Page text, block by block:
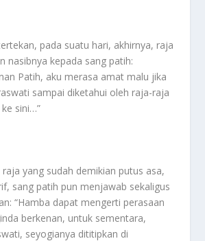
pada suatu hari, akhirnya, raja
nasibnya kepada sang patih:
Patih, aku merasa amat malu jika
sampai diketahui oleh raja-raja
sini…”
yang sudah demikian putus asa,
sang patih pun menjawab sekaligus
“Hamba dapat mengerti perasaan
berkenan, untuk sementara,
seyogianya dititipkan di